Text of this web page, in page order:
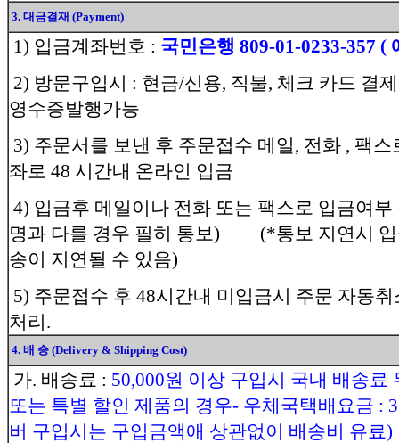
3. 대금결재 (Payment)
1) 입금계좌번호 : 국민은행 809-01-0233-357 (
2) 방문구입시 : 현금/신용, 직불, 체크 카드 결
영수증발행가능
3) 주문서를 보낸 후 주문접수 메일, 전화 , 팩
좌로 48 시간내 온라인 입금
4) 입금후 메일이나 전화 또는 팩스로 입금여
명과 다를 경우 필히 통보) (*통보 지연시 입
송이 지연될 수 있음)
5) 주문접수 후 48시간내 미입금시 주문 자동
처리.
4. 배 송 (Delivery & Shipping Cost)
가. 배송료 : 50,000원 이상 구입시 국내 배송료
또는 특별 할인 제품의 경우- 우체국택배요금 :
버 구입시는 구입금액애 상관없이 배송비 유료)